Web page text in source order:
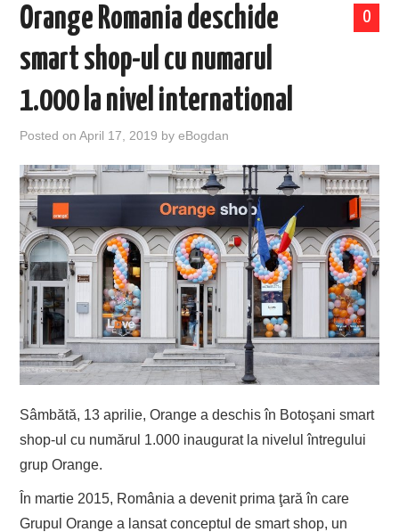
0
Orange Romania deschide
smart shop-ul cu numarul
1.000 la nivel international
Posted onApril 17, 2019 byeBogdan
Sâmbătă, 13 aprilie, Orange a deschis în Botoşani smart
shop-ul cu numărul 1.000 inaugurat la nivelul întregului
grup Orange.
În martie 2015, România a devenit prima ţară în care
Grupul Orange a lansat conceptul de smart shop, un